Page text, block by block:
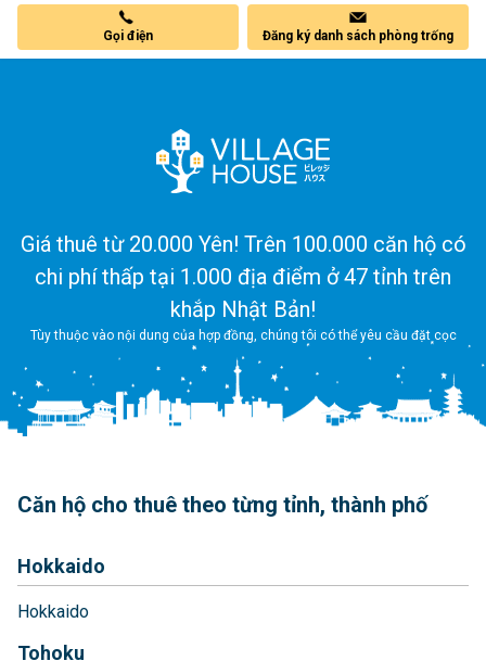
Gọi điện Đăng ký danh sách phòng trống
Giá thuê từ 20.000 Yên! Trên 100.000 căn hộ có
chi phí thấp tại 1.000 địa điểm ở 47 tỉnh trên
khắp Nhật Bản!
Tùy thuộc vào nội dung của hợp đồng, chúng tôi có thể yêu cầu đặt cọc
Căn hộ cho thuê theo từng tỉnh, thành phố
Hokkaido
Hokkaido
Tohoku